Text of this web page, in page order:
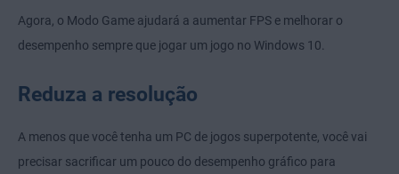
Agora, o Modo Game ajudará a aumentar FPS e melhorar o
desempenho sempre que jogar um jogo no Windows 10.
Reduza a resolução
A menos que você tenha um PC de jogos superpotente, você vai
precisar sacrificar um pouco do desempenho gráfico para